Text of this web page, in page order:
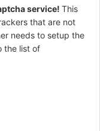
service! This
that are not
needs to setup the
the list of